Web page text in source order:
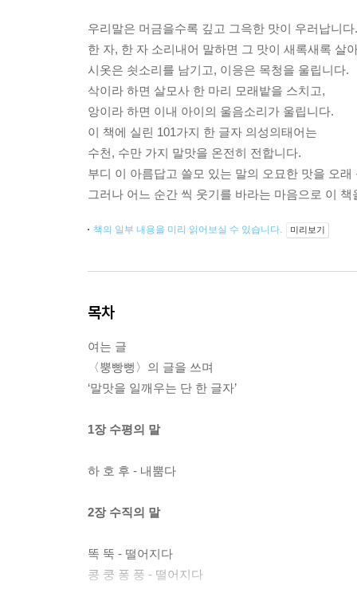
우리말은 머금을수록 깊고 그윽한 맛이 우러납니다.
한 자, 한 자 소리내어 말하면 그 맛이 새록새록 살
시옷은 쇳소리를 남기고, 이응은 목청을 울립니다.
삭이라 하면 살모사 한 마리 모래밭을 스치고,
앙이라 하면 이내 아이의 울음소리가 울립니다.
이 책에 실린 101가지 한 글자 의성의태어는
수천, 수만 가지 말맛을 온전히 전합니다.
부디 이 아름답고 쓸모 있는 말의 오묘한 맛을 오래
그러나 어느 순간 씩 웃기를 바라는 마음으로 이 책
책의 일부 내용을 미리 읽어보실 수 있습니다. 미리보기
목차
여는 글
〈뿡빵뻥〉의 글을 쓰며
‘말맛을 일깨우는 단 한 글자’
1장 수평의 말
하 호 후 - 내뿜다
2장 수직의 말
똑 뚝 - 떨어지다
콩 쿵 퐁 풍 - 떨어지다